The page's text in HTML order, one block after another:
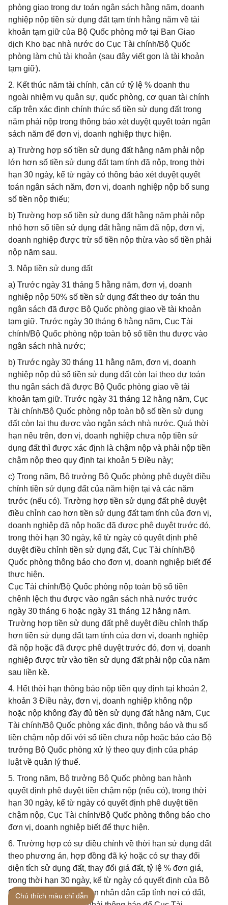
phòng giao trong dự toán ngân sách hằng năm, doanh
nghiệp nộp tiền sử dụng đất tạm tính hằng năm về tài
khoản tạm giữ của Bộ Quốc phòng mở tại Ban Giao
dịch Kho bạc nhà nước do Cục Tài chính/Bộ Quốc
phòng làm chủ tài khoản (sau đây viết gọn là tài khoản
tạm giữ).
2. Kết thúc năm tài chính, căn cứ tỷ lệ % doanh thu
ngoài nhiệm vụ quân sự, quốc phòng, cơ quan tài chính
cấp trên xác định chính thức số tiền sử dụng đất trong
năm phải nộp trong thông báo xét duyệt quyết toán ngân
sách năm để đơn vị, doanh nghiệp thực hiện.
a) Trường hợp số tiền sử dụng đất hằng năm phải nộp
lớn hơn số tiền sử dụng đất tạm tính đã nộp, trong thời
hạn 30 ngày, kể từ ngày có thông báo xét duyệt quyết
toán ngân sách năm, đơn vị, doanh nghiệp nộp bổ sung
số tiền nộp thiếu;
b) Trường hợp số tiền sử dụng đất hằng năm phải nộp
nhỏ hơn số tiền sử dụng đất hằng năm đã nộp, đơn vị,
doanh nghiệp được trừ số tiền nộp thừa vào số tiền phải
nộp năm sau.
3. Nộp tiền sử dụng đất
a) Trước ngày 31 tháng 5 hằng năm, đơn vị, doanh
nghiệp nộp 50% số tiền sử dụng đất theo dự toán thu
ngân sách đã được Bộ Quốc phòng giao về tài khoản
tạm giữ. Trước ngày 30 tháng 6 hằng năm, Cục Tài
chính/Bộ Quốc phòng nộp toàn bộ số tiền thu được vào
ngân sách nhà nước;
b) Trước ngày 30 tháng 11 hằng năm, đơn vị, doanh
nghiệp nộp đủ số tiền sử dụng đất còn lại theo dự toán
thu ngân sách đã được Bộ Quốc phòng giao về tài
khoản tạm giữ. Trước ngày 31 tháng 12 hằng năm, Cục
Tài chính/Bộ Quốc phòng nộp toàn bộ số tiền sử dụng
đất còn lại thu được vào ngân sách nhà nước. Quá thời
hạn nêu trên, đơn vị, doanh nghiệp chưa nộp tiền sử
dụng đất thì được xác định là chậm nộp và phải nộp tiền
chậm nộp theo quy định tại khoản 5 Điều này;
c) Trong năm, Bộ trưởng Bộ Quốc phòng phê duyệt điều
chỉnh tiền sử dụng đất của năm hiện tại và các năm
trước (nếu có). Trường hợp tiền sử dụng đất phê duyệt
điều chỉnh cao hơn tiền sử dụng đất tạm tính của đơn vị,
doanh nghiệp đã nộp hoặc đã được phê duyệt trước đó,
trong thời hạn 30 ngày, kể từ ngày có quyết định phê
duyệt điều chỉnh tiền sử dụng đất, Cục Tài chính/Bộ
Quốc phòng thông báo cho đơn vị, doanh nghiệp biết để
thực hiện.
Cục Tài chính/Bộ Quốc phòng nộp toàn bộ số tiền
chênh lệch thu được vào ngân sách nhà nước trước
ngày 30 tháng 6 hoặc ngày 31 tháng 12 hằng năm.
Trường hợp tiền sử dụng đất phê duyệt điều chỉnh thấp
hơn tiền sử dụng đất tạm tính của đơn vị, doanh nghiệp
đã nộp hoặc đã được phê duyệt trước đó, đơn vị, doanh
nghiệp được trừ vào tiền sử dụng đất phải nộp của năm
sau liền kề.
4. Hết thời hạn thông báo nộp tiền quy định tại khoản 2,
khoản 3 Điều này, đơn vị, doanh nghiệp không nộp
hoặc nộp không đầy đủ tiền sử dụng đất hằng năm, Cục
Tài chính/Bộ Quốc phòng xác định, thông báo và thu số
tiền chậm nộp đối với số tiền chưa nộp hoặc báo cáo Bộ
trưởng Bộ Quốc phòng xử lý theo quy định của pháp
luật về quản lý thuế.
5. Trong năm, Bộ trưởng Bộ Quốc phòng ban hành
quyết định phê duyệt tiền chậm nộp (nếu có), trong thời
hạn 30 ngày, kể từ ngày có quyết định phê duyệt tiền
chậm nộp, Cục Tài chính/Bộ Quốc phòng thông báo cho
đơn vị, doanh nghiệp biết để thực hiện.
6. Trường hợp có sự điều chỉnh về thời hạn sử dụng đất
theo phương án, hợp đồng đã ký hoặc có sự thay đổi
diện tích sử dụng đất, thay đổi giá đất, tỷ lệ % đơn giá,
trong thời hạn 30 ngày, kể từ ngày có quyết định của Bộ
Quốc phòng hoặc ủy ban nhân dân cấp tỉnh nơi có đất,
Chú thích màu chỉ dẫn